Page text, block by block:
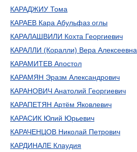
КАРАДЖИУ Тома
КАРАЕВ Кара Абульфаз оглы
КАРАЛАШВИЛИ Кохта Георгиевич
КАРАЛЛИ (Коралли) Вера Алексеевна
КАРАМИТЕВ Апостол
КАРАМЯН Эразм Александрович
КАРАНОВИЧ Анатолий Георгиевич
КАРАПЕТЯН Артём Яковлевич
КАРАСИК Юлий Юрьевич
КАРАЧЕНЦОВ Николай Петрович
КАРДИНАЛЕ Клаудия